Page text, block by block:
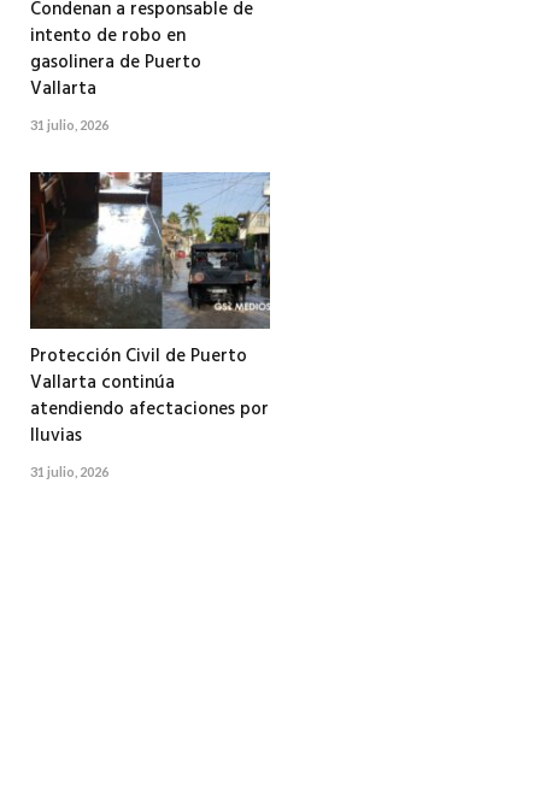
Condenan a responsable de
intento de robo en
gasolinera de Puerto
Vallarta
31 julio, 2026
Protección Civil de Puerto
Vallarta continúa
atendiendo afectaciones por
lluvias
31 julio, 2026